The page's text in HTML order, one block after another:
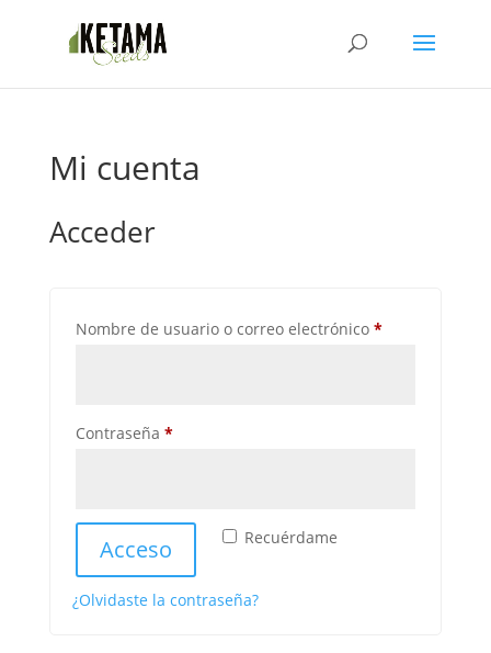
Mi cuenta
Acceder
Nombre de usuario o correo electrónico *Obligatorio
Contraseña *Obligatorio
Recuérdame
Acceso
¿Olvidaste la contraseña?